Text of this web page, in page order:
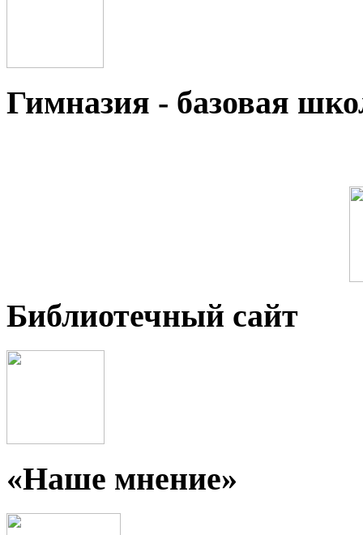
Гимназия - базовая
Библиотечный сайт
«Наше мнение»